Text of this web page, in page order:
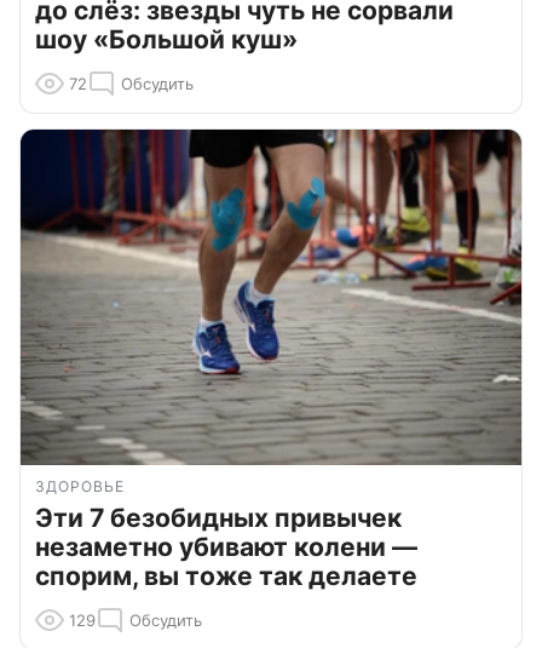
до слёз: звезды чуть не сорвали
шоу «Большой куш»
72 Обсудить
ЗДОРОВЬЕ
Эти 7 безобидных привычек
незаметно убивают колени —
спорим, вы тоже так делаете
129 Обсудить